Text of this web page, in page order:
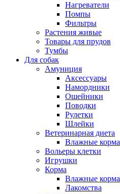
Нагреватели
Помпы
Фильтры
Растения живые
Товары для прудов
Тумбы
Для собак
Амуниция
Аксессуары
Намордники
Ошейники
Поводки
Рулетки
Шлейки
Ветеринарная диета
Влажные корма
Вольеры клетки
Игрушки
Корма
Влажные корма
Лакомства